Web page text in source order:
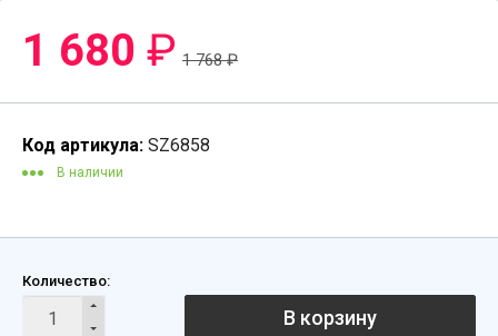
-5%
1 680 ₽ 1 768₽
Код артикула: SZ6858
В наличии
Количество:
В корзину